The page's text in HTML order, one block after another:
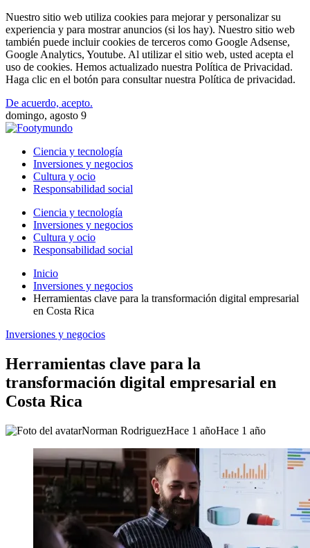
Nuestro sitio web utiliza cookies para mejorar y personalizar su
experiencia y para mostrar anuncios (si los hay). Nuestro sitio web
también puede incluir cookies de terceros como Google Adsense,
Google Analytics, Youtube. Al utilizar el sitio web, usted acepta el
uso de cookies. Hemos actualizado nuestra Política de Privacidad.
Haga clic en el botón para consultar nuestra Política de privacidad.
De acuerdo, acepto.
domingo, agosto 9
Ciencia y tecnología
Inversiones y negocios
Cultura y ocio
Responsabilidad social
Ciencia y tecnología
Inversiones y negocios
Cultura y ocio
Responsabilidad social
Inicio
Inversiones y negocios
Herramientas clave para la transformación digital empresarial
en Costa Rica
Inversiones y negocios
Herramientas clave para la
transformación digital empresarial en
Costa Rica
Norman RodriguezHace 1 añoHace 1 año